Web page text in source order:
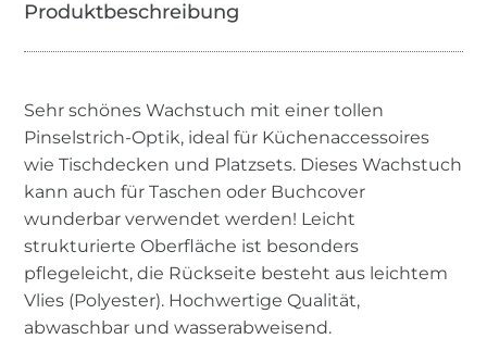
Sehr schönes Wachstuch mit einer tollen
Pinselstrich-Optik, ideal für Küchenaccessoires
wie Tischdecken und Platzsets. Dieses Wachstuch
kann auch für Taschen oder Buchcover
wunderbar verwendet werden! Leicht
strukturierte Oberfläche ist besonders
pflegeleicht, die Rückseite besteht aus leichtem
Vlies (Polyester). Hochwertige Qualität,
abwaschbar und wasserabweisend.